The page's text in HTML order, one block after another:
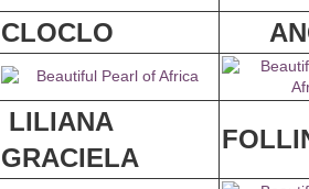
CLOCLO
LILIANA
GRACIELA